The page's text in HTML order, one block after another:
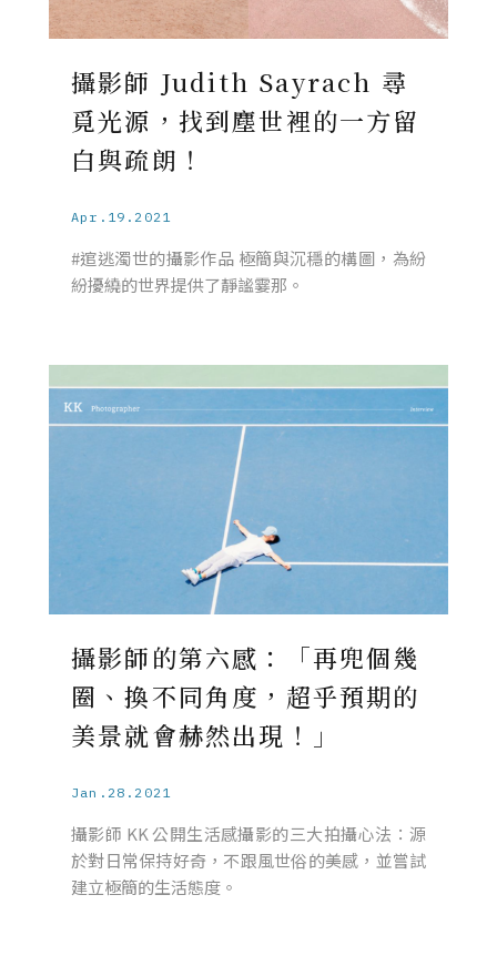
攝影師 Judith Sayrach 尋
覓光源，找到塵世裡的一方留
白與疏朗！
Apr.19.2021
#逭逃濁世的攝影作品 極簡與沉穩的構圖，為紛
紛擾繞的世界提供了靜謐霎那。
攝影師的第六感：「再兜個幾
圈、換不同角度，超乎預期的
美景就會赫然出現！」
Jan.28.2021
攝影師 KK 公開生活感攝影的三大拍攝心法：源
於對日常保持好奇，不跟風世俗的美感，並嘗試
建立極簡的生活態度。